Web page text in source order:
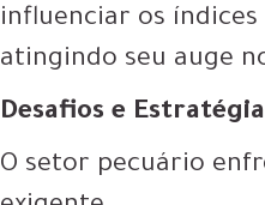
influenciar os índices
atingindo seu auge
Desafios e
O setor pecuário